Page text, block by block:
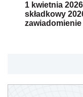
1 kwietnia
składkowy